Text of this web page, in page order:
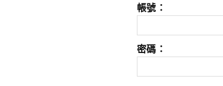
帳號：
密碼：